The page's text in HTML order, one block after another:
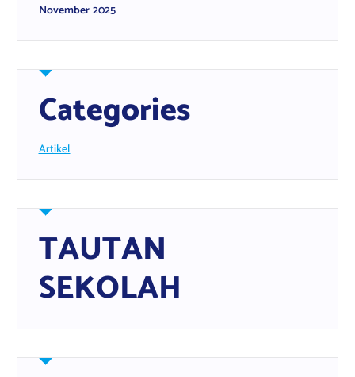
November 2025
Categories
Artikel
TAUTAN
SEKOLAH